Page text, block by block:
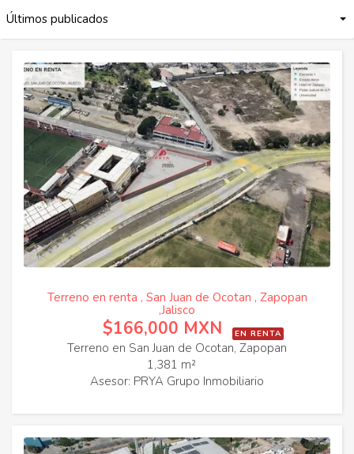
Terreno en renta , San Juan de Ocotan , Zapopan
,Jalisco
$166,000 MXN EN RENTA
Terreno en San Juan de Ocotan, Zapopan
1,381 m²
Asesor: PRYA Grupo Inmobiliario